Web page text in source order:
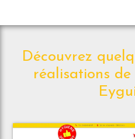
Découvrez
réalisations